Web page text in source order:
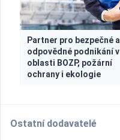
Partner pro bezpečné a
odpovědné podnikání v
oblasti BOZP, požární
ochrany i ekologie
Ostatní dodavatelé